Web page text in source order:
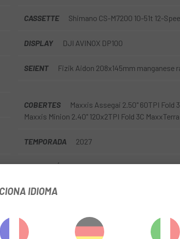
CASSETTE Shimano CS-M7200 10-51t 12-
DISPLAY DJI AVINOX DP100
SEIENT Fizik Aidon 208x145mm manganese
COBERTES
Maxxis Assegai 2.50" 60TPI Fold
Maxxis Minion 2.40" 120x2TPI Fold 3C
TEMPORADA 2027
DIRECCCIÓN Acros ZS56
MOTOR
IDIOMA